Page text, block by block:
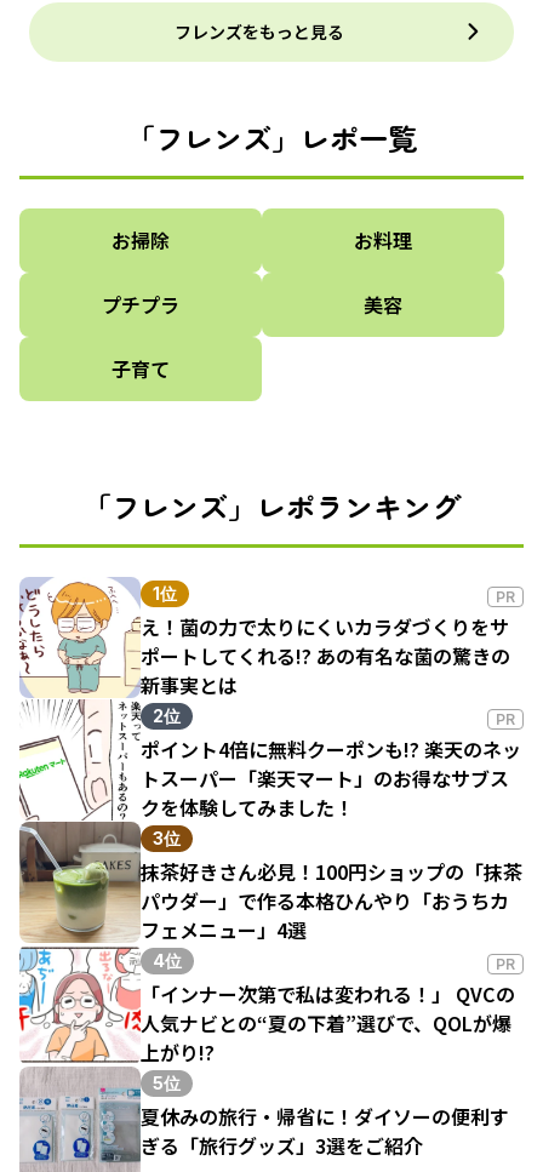
フレンズをもっと見る
「フレンズ」レポ一覧
お掃除 お料理
プチプラ 美容
子育て
「フレンズ」レポランキング
1位 PR
え！菌の力で太りにくいカラダづくりをサ
ポートしてくれる!? あの有名な菌の驚きの
新事実とは
2位 PR
ポイント4倍に無料クーポンも!? 楽天のネッ
トスーパー「楽天マート」のお得なサブス
クを体験してみました！
3位
抹茶好きさん必見！100円ショップの「抹茶
パウダー」で作る本格ひんやり「おうちカ
フェメニュー」4選
4位 PR
「インナー次第で私は変われる！」 QVCの
人気ナビとの“夏の下着”選びで、QOLが爆
上がり!?
5位
夏休みの旅行・帰省に！ダイソーの便利す
ぎる「旅行グッズ」3選をご紹介